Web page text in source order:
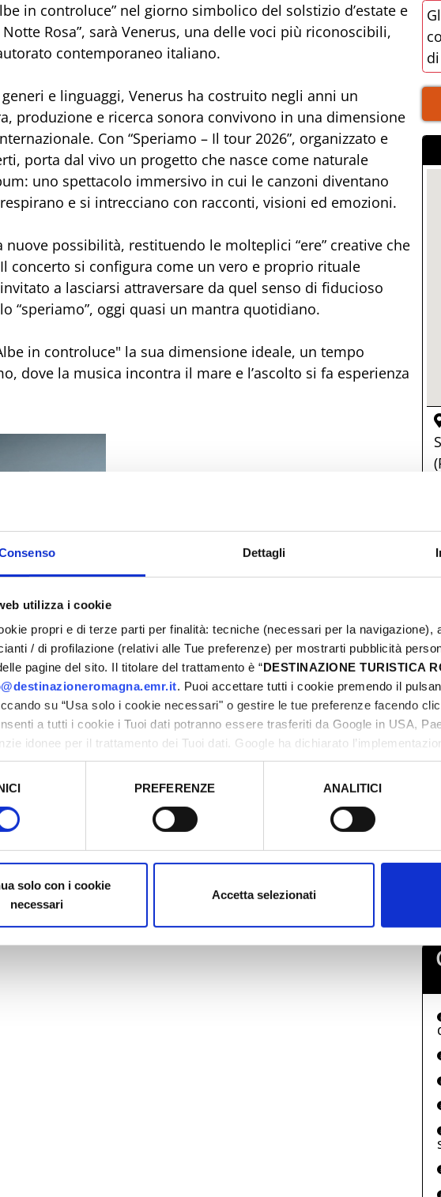
Dettagli
utilizza i cookie
propri e di terze parti per finalità: tecniche (necessari per la navigazione),
/ di profilazione (relativi alle Tue preferenze) per mostrarti pubblicità
pagine del sito. Il titolare del trattamento è “DESTINAZIONE TURISTICA
. Puoi accettare tutti i cookie premendo il
su “Usa solo i cookie necessari" o gestire le tue preferenze facendo
a tutti i cookie i Tuoi dati potranno essere trasferiti da Google in USA,
idonee per il trattamento dei Tuoi dati. Google ha dichiarato
dei navigatori, che abbiamo valutato essere sufficienti.
PREFERENZE ANALITICI
solo con i cookie
necessari
Accetta selezionati
in controluce” nel giorno simbolico del solstizio d’estate e
Rosa”, sarà Venerus, una delle voci più riconoscibili,
contemporaneo italiano.
e linguaggi, Venerus ha costruito negli anni un
produzione e ricerca sonora convivono in una dimensione
Con “Speriamo – Il tour 2026”, organizzato e
porta dal vivo un progetto che nasce come naturale
uno spettacolo immersivo in cui le canzoni diventano
e si intrecciano con racconti, visioni ed emozioni.
possibilità, restituendo le molteplici “ere” creative che
concerto si configura come un vero e proprio rituale
a lasciarsi attraversare da quel senso di fiducioso
“speriamo”, oggi quasi un mantra quotidiano.
in controluce" la sua dimensione ideale, un tempo
dove la musica incontra il mare e l’ascolto si fa esperienza
01
22
29